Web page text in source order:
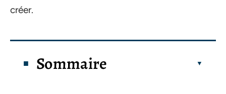
créer.
Sommaire